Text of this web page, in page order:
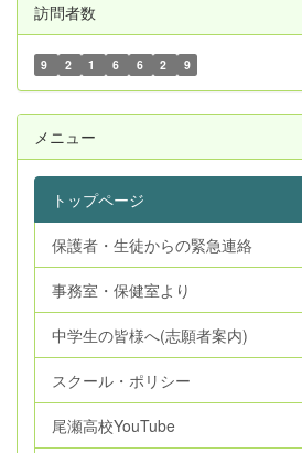
訪問者数
9 2 1 6 6 2 9
メニュー
トップページ
保護者・生徒からの緊急連絡
事務室・保健室より
中学生の皆様へ(志願者案内)
スクール・ポリシー
尾瀬高校YouTube